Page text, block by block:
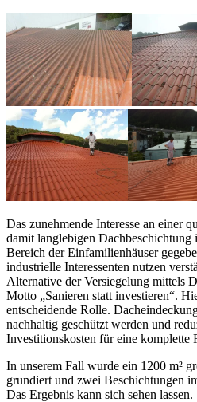
Das zunehmende Interesse an einer
damit langlebigen
Bereich der Einfamilienhäuser
industrielle Interessenten nutzen
Alternative der Versiegelung mittels
Motto „Sanieren statt investieren“.
entscheidende Rolle.
nachhaltig geschützt werden und
Investitionskosten für eine komplette
In unserem Fall wurde ein 1200 m²
grundiert und zwei Beschichtungen
Das Ergebnis kann sich sehen lassen.